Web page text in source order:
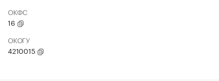
ОКФС
16
ОКОГУ
4210015